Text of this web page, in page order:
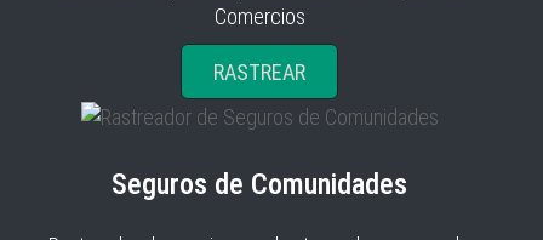
Comercios
RASTREAR
Seguros de Comunidades